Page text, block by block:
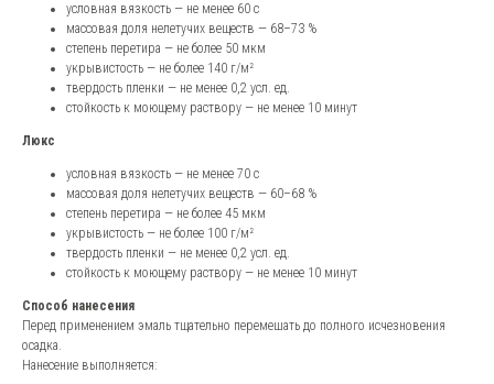
условная вязкость — не менее 60 с
массовая доля нелетучих веществ — 68–73 %
степень перетира — не более 50 мкм
укрывистость — не более 140 г/м²
твердость пленки — не менее 0,2 усл. ед.
стойкость к моющему раствору — не менее 10 минут
Люкс
условная вязкость — не менее 70 с
массовая доля нелетучих веществ — 60–68 %
степень перетира — не более 45 мкм
укрывистость — не более 100 г/м²
твердость пленки — не менее 0,2 усл. ед.
стойкость к моющему раствору — не менее 10 минут
Способ нанесения
Перед применением эмаль тщательно перемешать до полного исчезновения
осадка.
Нанесение выполняется: